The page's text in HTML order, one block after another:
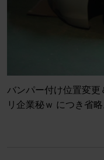
バンパー付け位置変
リ企業秘ｗ につき省略